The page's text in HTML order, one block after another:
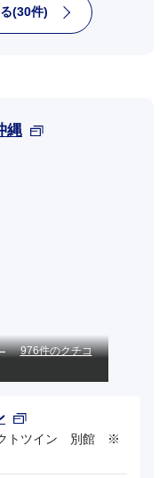
(30件)
縄
976件のクチコ
トツイン 別館 ※